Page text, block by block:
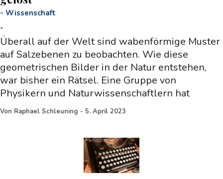
- Wissenschaft
-
Überall auf der Welt sind wabenförmige Muster
auf Salzebenen zu beobachten. Wie diese
geometrischen Bilder in der Natur entstehen,
war bisher ein Rätsel. Eine Gruppe von
Physikern und Naturwissenschaftlern hat
Von Raphael Schleuning - 5. April 2023